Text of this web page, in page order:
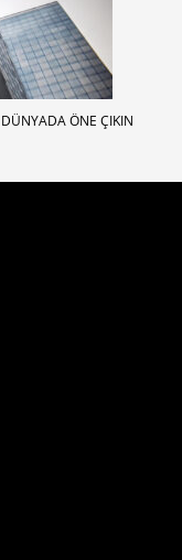
ÖNE ÇIKIN